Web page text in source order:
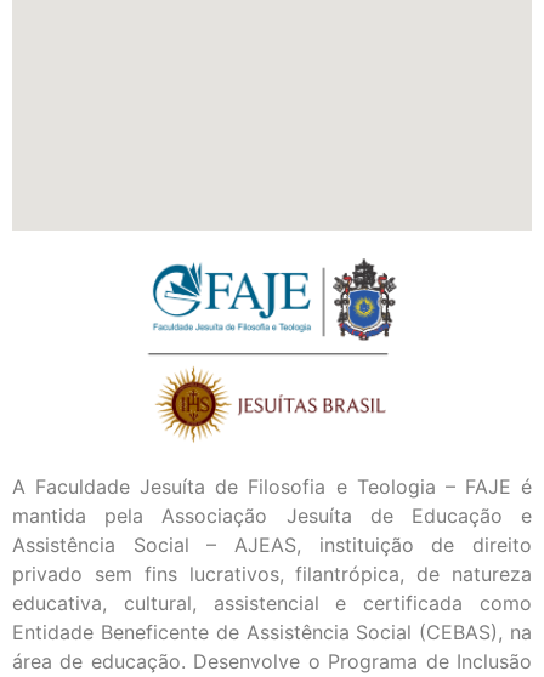
A Faculdade Jesuíta de Filosofia e Teologia – FAJE é
mantida pela Associação Jesuíta de Educação e
Assistência Social – AJEAS, instituição de direito
privado sem fins lucrativos, filantrópica, de natureza
educativa, cultural, assistencial e certificada como
Entidade Beneficente de Assistência Social (CEBAS), na
área de educação. Desenvolve o Programa de Inclusão